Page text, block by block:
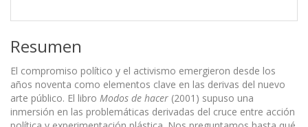
Resumen
El compromiso político y el activismo emergieron desde los
años noventa como elementos clave en las derivas del nuevo
arte público. El libro Modos de hacer (2001) supuso una
inmersión en las problemáticas derivadas del cruce entre acción